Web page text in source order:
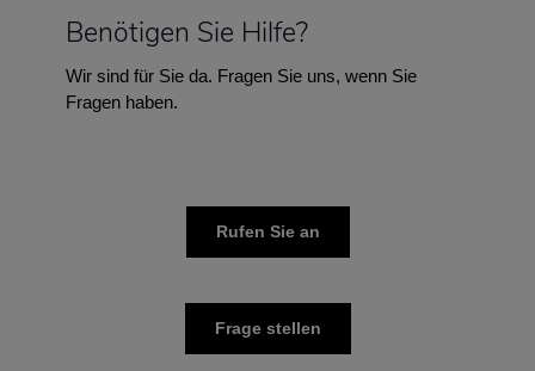
Benötigen Sie Hilfe?
Wir sind für Sie da. Fragen Sie uns, wenn Sie
Fragen haben.
Rufen Sie an
Frage stellen